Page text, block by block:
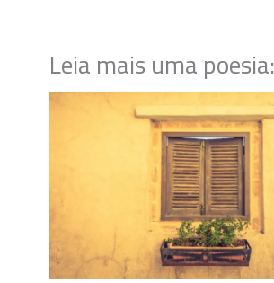
Leia mais uma poesia: